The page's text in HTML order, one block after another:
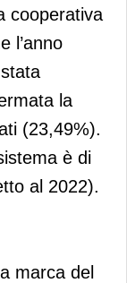
cooperativa
l’anno
la
(23,49%).
è di
al 2022).
marca del